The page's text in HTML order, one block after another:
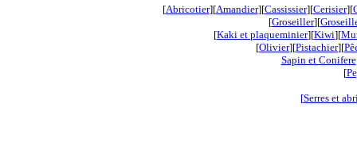
[Abricotier][Amandier][Cassissier][Cerisier][
[Groseiller][
[Kaki et plaqueminier][Kiwi][
[Olivier][Pistachier][
Sapin et Conifere
[
[Serres et